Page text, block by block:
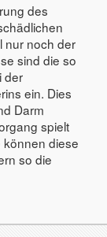
des
nur noch der
sind die so
der
ein. Dies
Darm
spielt
können diese
so die